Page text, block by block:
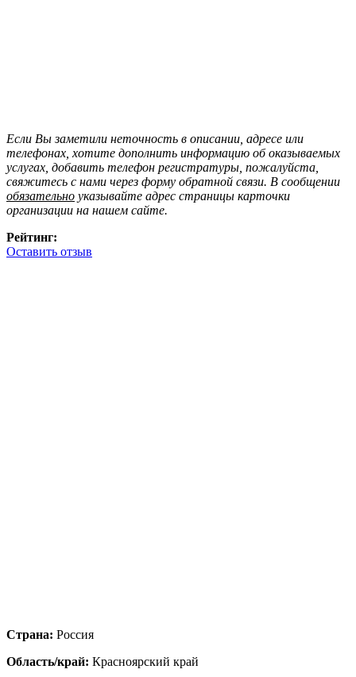
Если Вы заметили неточность в описании, адресе или
телефонах, хотите дополнить информацию об оказываемых
услугах, добавить телефон регистратуры, пожалуйста,
свяжитесь с нами через форму обратной связи. В сообщении
обязательно указывайте адрес страницы карточки
организации на нашем сайте.
Рейтинг:
Оставить отзыв
Страна: Россия
Область/край: Красноярский край